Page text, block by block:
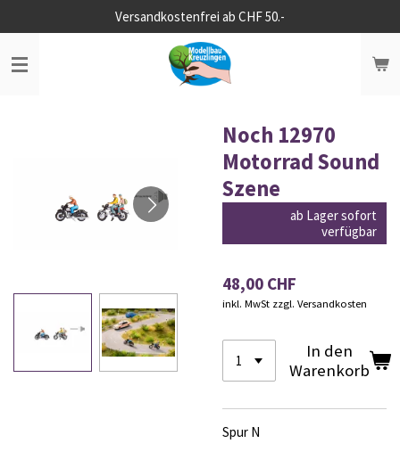
Hauptinhalt
springen
Versandkostenfrei ab CHF 50.-
Noch 12970
Motorrad Sound
Szene
ab Lager sofort
verfügbar
48,00 CHF
inkl. MwSt zzgl. Versandkosten
In den
Warenkorb
Spur N